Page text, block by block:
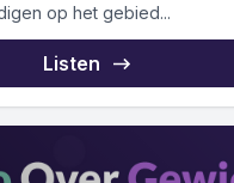
op het gebied...
Listen